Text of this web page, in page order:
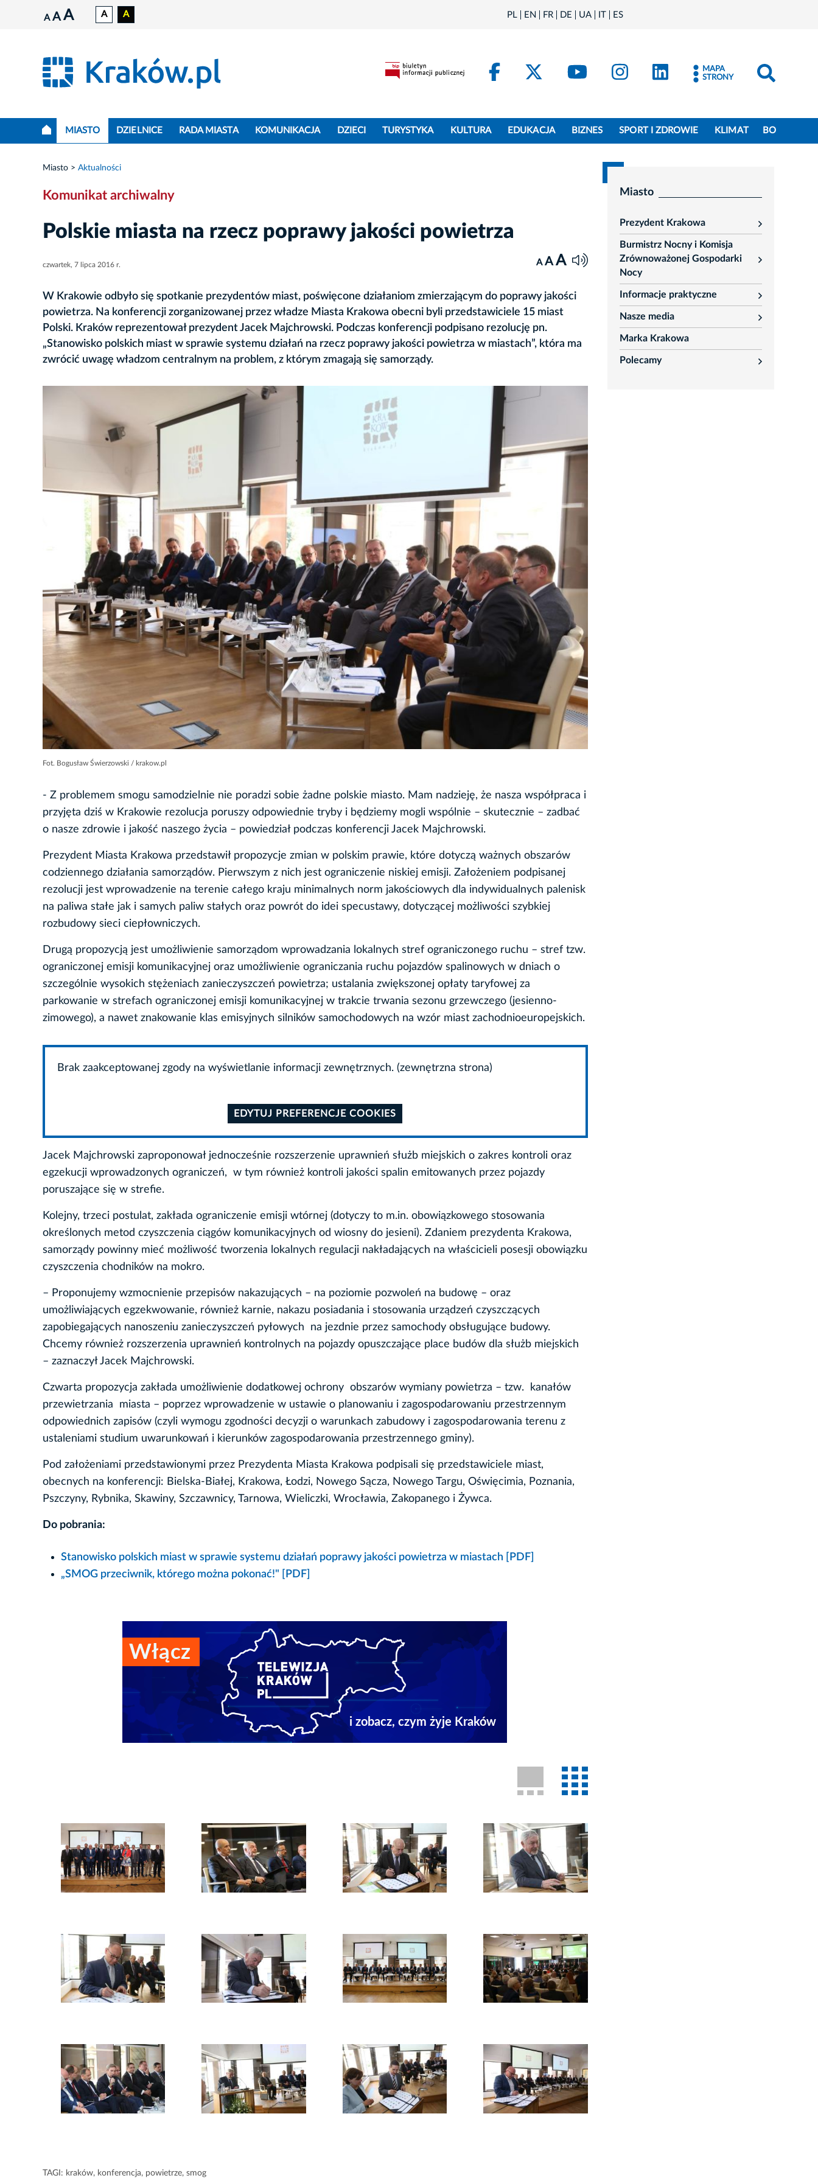
A A A A A PL EN FR DE UA IT ES
FacebookKraków - X
Kraków - YouTube
Kraków - Instagram
Kraków - LinkedIn
MAPA
STRONY
MIASTO DZIELNICE RADA MIASTA KOMUNIKACJA DZIECI TURYSTYKA KULTURA EDUKACJA BIZNES SPORT I ZDROWIE KLIMAT BO
Miasto Aktualności
Komunikat archiwalny
Polskie miasta na rzecz poprawy jakości powietrza
czwartek, 7 lipca 2016 r. A A A
W Krakowie odbyło się spotkanie prezydentów miast, poświęcone działaniom zmierzającym do poprawy jakości
powietrza. Na konferencji zorganizowanej przez władze Miasta Krakowa obecni byli przedstawiciele 15 miast
Polski. Kraków reprezentował prezydent Jacek Majchrowski. Podczas konferencji podpisano rezolucję pn.
„Stanowisko polskich miast w sprawie systemu działań na rzecz poprawy jakości powietrza w miastach”, która ma
zwrócić uwagę władzom centralnym na problem, z którym zmagają się samorządy.
Fot. Bogusław Świerzowski / krakow.pl
- Z problemem smogu samodzielnie nie poradzi sobie żadne polskie miasto. Mam nadzieję, że nasza współpraca i
przyjęta dziś w Krakowie rezolucja poruszy odpowiednie tryby i będziemy mogli wspólnie – skutecznie – zadbać
o nasze zdrowie i jakość naszego życia – powiedział podczas konferencji Jacek Majchrowski.
Prezydent Miasta Krakowa przedstawił propozycje zmian w polskim prawie, które dotyczą ważnych obszarów
codziennego działania samorządów. Pierwszym z nich jest ograniczenie niskiej emisji. Założeniem podpisanej
rezolucji jest wprowadzenie na terenie całego kraju minimalnych norm jakościowych dla indywidualnych palenisk
na paliwa stałe jak i samych paliw stałych oraz powrót do idei specustawy, dotyczącej możliwości szybkiej
rozbudowy sieci ciepłowniczych.
Drugą propozycją jest umożliwienie samorządom wprowadzania lokalnych stref ograniczonego ruchu – stref tzw.
ograniczonej emisji komunikacyjnej oraz umożliwienie ograniczania ruchu pojazdów spalinowych w dniach o
szczególnie wysokich stężeniach zanieczyszczeń powietrza; ustalania zwiększonej opłaty taryfowej za
parkowanie w strefach ograniczonej emisji komunikacyjnej w trakcie trwania sezonu grzewczego (jesienno-
zimowego), a nawet znakowanie klas emisyjnych silników samochodowych na wzór miast zachodnioeuropejskich.
Brak zaakceptowanej zgody na wyświetlanie informacji zewnętrznych. (zewnętrzna strona)
EDYTUJ PREFERENCJE COOKIES
Jacek Majchrowski zaproponował jednocześnie rozszerzenie uprawnień służb miejskich o zakres kontroli oraz
egzekucji wprowadzonych ograniczeń, w tym również kontroli jakości spalin emitowanych przez pojazdy
poruszające się w strefie.
Kolejny, trzeci postulat, zakłada ograniczenie emisji wtórnej (dotyczy to m.in. obowiązkowego stosowania
określonych metod czyszczenia ciągów komunikacyjnych od wiosny do jesieni). Zdaniem prezydenta Krakowa,
samorządy powinny mieć możliwość tworzenia lokalnych regulacji nakładających na właścicieli posesji obowiązku
czyszczenia chodników na mokro.
– Proponujemy wzmocnienie przepisów nakazujących – na poziomie pozwoleń na budowę – oraz
umożliwiających egzekwowanie, również karnie, nakazu posiadania i stosowania urządzeń czyszczących
zapobiegających nanoszeniu zanieczyszczeń pyłowych na jezdnie przez samochody obsługujące budowy.
Chcemy również rozszerzenia uprawnień kontrolnych na pojazdy opuszczające place budów dla służb miejskich
– zaznaczył Jacek Majchrowski.
Czwarta propozycja zakłada umożliwienie dodatkowej ochrony obszarów wymiany powietrza – tzw. kanałów
przewietrzania miasta – poprzez wprowadzenie w ustawie o planowaniu i zagospodarowaniu przestrzennym
odpowiednich zapisów (czyli wymogu zgodności decyzji o warunkach zabudowy i zagospodarowania terenu z
ustaleniami studium uwarunkowań i kierunków zagospodarowania przestrzennego gminy).
Pod założeniami przedstawionymi przez Prezydenta Miasta Krakowa podpisali się przedstawiciele miast,
obecnych na konferencji: Bielska-Białej, Krakowa, Łodzi, Nowego Sącza, Nowego Targu, Oświęcimia, Poznania,
Pszczyny, Rybnika, Skawiny, Szczawnicy, Tarnowa, Wieliczki, Wrocławia, Zakopanego i Żywca.
Do pobrania:
Stanowisko polskich miast w sprawie systemu działań poprawy jakości powietrza w miastach [PDF]
„SMOG przeciwnik, którego można pokonać!" [PDF]
TAGI: kraków, konferencja, powietrze, smog
Miasto
Prezydent Krakowa
rozwiń
Burmistrz Nocny i Komisja
Zrównoważonej Gospodarki
Nocy
rozwiń
Informacje praktyczne
rozwiń
Nasze media
rozwiń
Marka Krakowa
Polecamy
rozwiń